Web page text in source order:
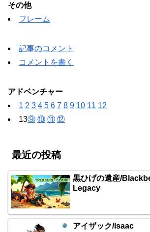
その他
フレーム
記事のコメント
コメントを書く
アドベンチャー
1 2 3 4 5 6 7 8 9 10 11 12
13⑨ ⑩ ⑪ ⑫
最近の投稿
黒ひげの遺産/
Legacy
アイザック/Isaac